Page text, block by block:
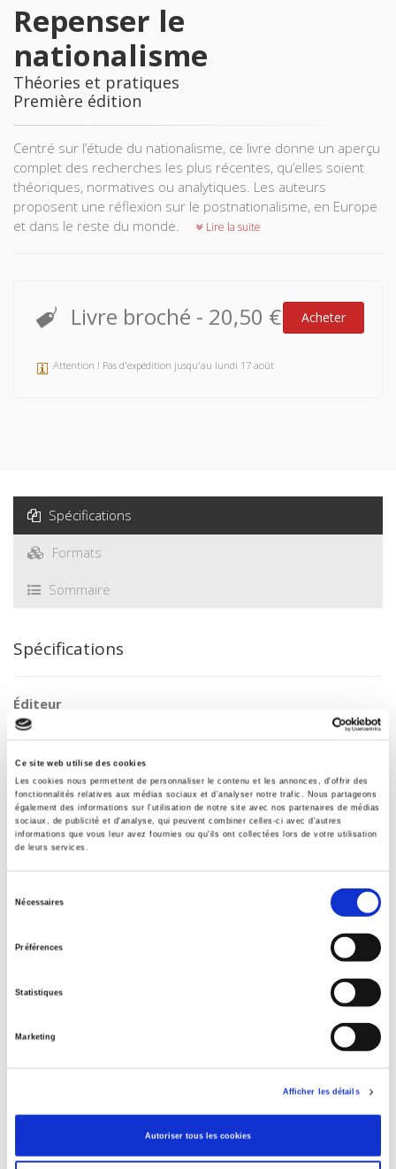
Ce site web utilise des cookies
Les cookies nous permettent de personnaliser le contenu et les annonces, d'offrir des
fonctionnalités relatives aux médias sociaux et d'analyser notre trafic. Nous partageons
également des informations sur l'utilisation de notre site avec nos partenaires de médias
sociaux, de publicité et d'analyse, qui peuvent combiner celles-ci avec d'autres
informations que vous leur avez fournies ou qu'ils ont collectées lors de votre utilisation
de leurs services.
Nécessaires
Préférences
Statistiques
Marketing
Afficher les détails
Autoriser tous les cookies
Repenser le
nationalisme
Théories et pratiques
Première édition
Centré sur l’étude du nationalisme, ce livre donne un aperçu
complet des recherches les plus récentes, qu’elles soient
théoriques, normatives ou analytiques. Les auteurs
proposent une réflexion sur le postnationalisme, en Europe
et dans le reste du monde.
Lire la suite
Livre broché - 20,50 € Acheter
Attention ! Pas d'expédition jusqu'au lundi 17 août
Spécifications
Formats
Sommaire
Spécifications
Éditeur
Presses de Sciences Po
Pierre Birnbaum,Astrid von Busekist
Marc FERRY,Pierre Hassner,Guy Hermet,Christophe
Jaffrelot ,Philip Resnick ,Daniel Sabbagh ,Anne-Marie Thiesse,
Paul Zawadzki
Collection
Références
Langue
Mots clés
Catégorie (éditeur)
Théorie politique
Catégorie (éditeur)
BISAC Subject Heading